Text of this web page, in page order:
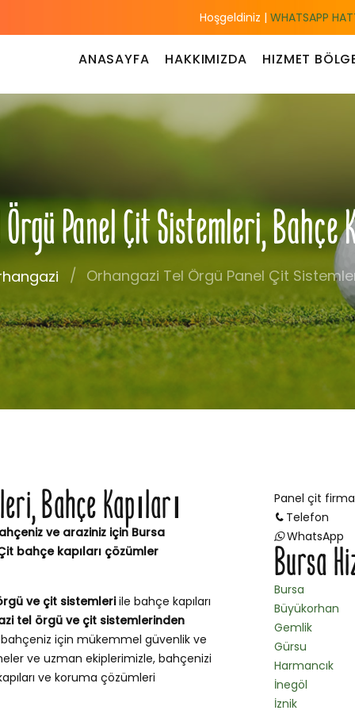
Hoşgeldiniz | WHATSAPP
ANASAYFA HAKKIMIZDA HIZMET
Panel Çit Sistemleri, Bahçe
Orhangazi Tel Örgü Panel Çit
Panel çit
Telefon
WhatsApp
Bursa
Bursa
Büyükorhan
Gemlik
Gürsu
Harmancık
İnegöl
İznik
Bahçe Kapıları
ve araziniz için Bursa
bahçe kapıları çözümler
ve çit sistemleriile bahçe kapıları
tel örgü ve çit sistemlerinden
için mükemmel güvenlik ve
ve uzman ekiplerimizle, bahçenizi
ve koruma çözümleri